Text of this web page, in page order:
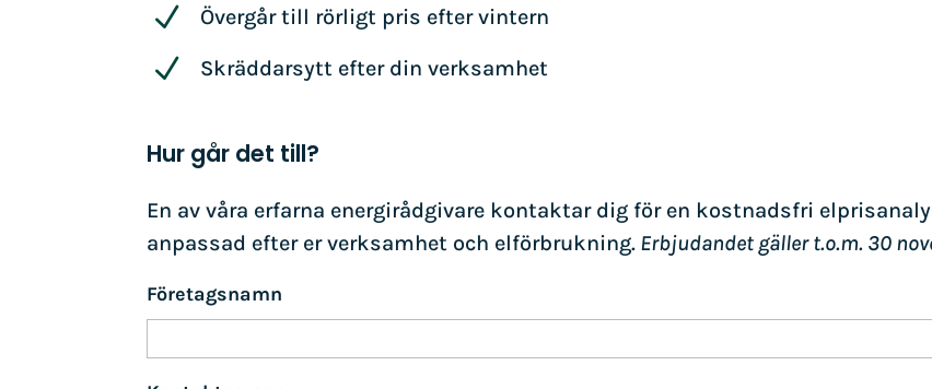
N Övergår till rörligt pris efter vintern
N Skräddarsytt efter din verksamhet
Hur går det till?
En av våra erfarna energirådgivare kontaktar dig för en kostnadsfri
anpassad efter er verksamhet och elförbrukning. Erbjudandet gäller t.o.m. 30
Företagsnamn